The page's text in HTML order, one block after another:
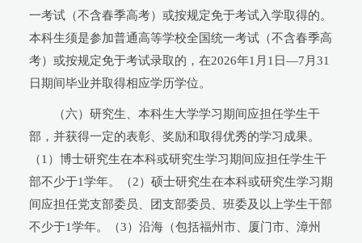
一考试（不含春季高考）或按规定免于考试入学取得的。
本科生须是参加普通高等学校全国统一考试（不含春季高
考）或按规定免于考试录取的，在2026年1月1日—7月31
日期间毕业并取得相应学历学位。
（六）研究生、本科生大学学习期间应担任学生干
部，并获得一定的表彰、奖励和取得优秀的学习成果。
（1）博士研究生在本科或研究生学习期间应担任学生干
部不少于1学年。（2）硕士研究生在本科或研究生学习期
间应担任党支部委员、团支部委员、班委及以上学生干部
不少于1学年。（3）沿海（包括福州市、厦门市、漳州